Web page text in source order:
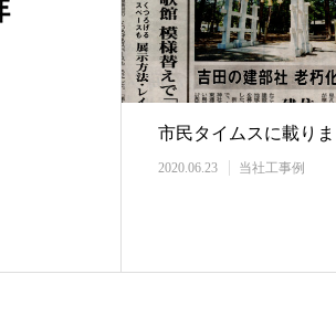
市民タイムスに載りま
2020.06.23 当社工事例